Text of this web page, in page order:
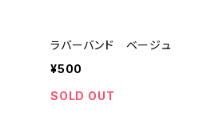
ラバーバンド ベージュ
¥500
SOLD OUT